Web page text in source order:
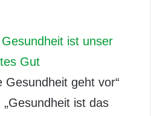
Gesundheit ist unser
Gut
Gesundheit geht vor“
„Gesundheit ist das